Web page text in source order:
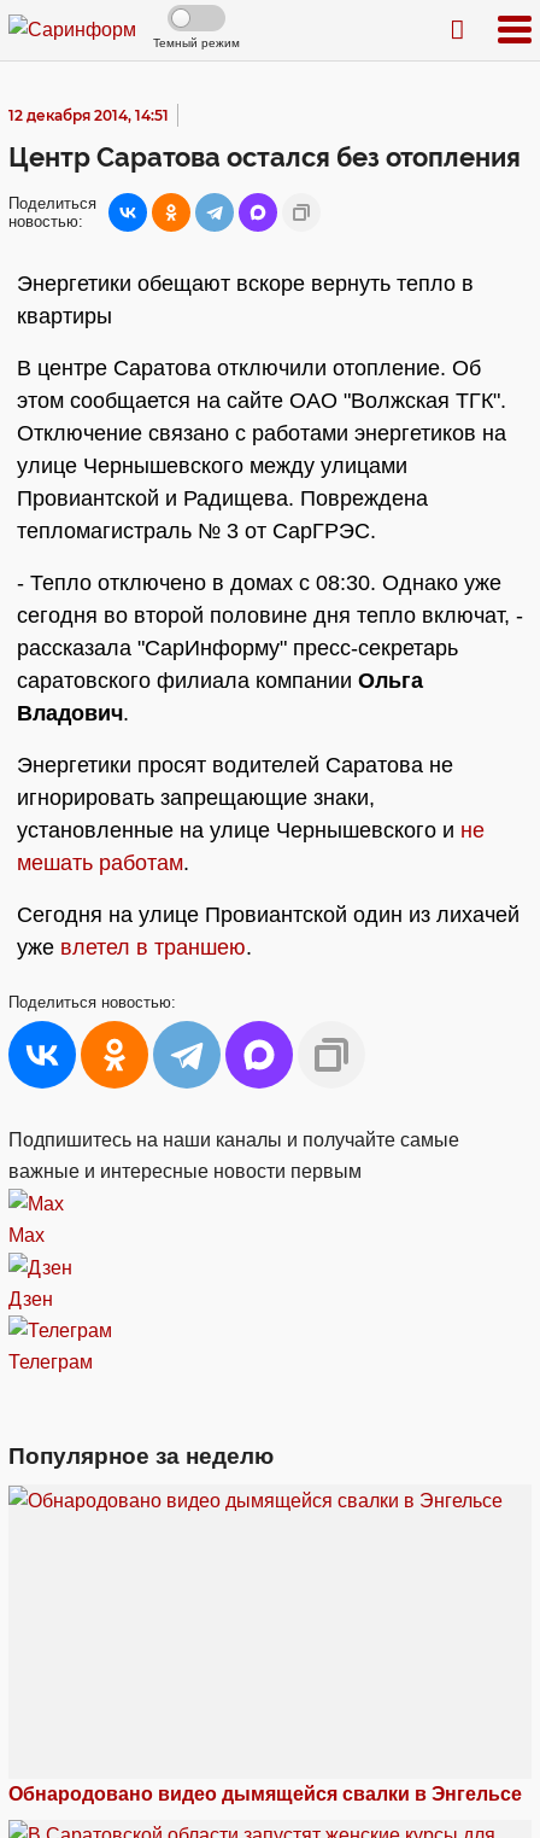
Темный режим
12 декабря 2014, 14:51
Центр Саратова остался без отопления
Поделиться
новостью:
Энергетики обещают вскоре вернуть тепло в
квартиры
В центре Саратова отключили отопление. Об
этом сообщается на сайте ОАО "Волжская ТГК".
Отключение связано с работами энергетиков на
улице Чернышевского между улицами
Провиантской и Радищева. Повреждена
тепломагистраль № 3 от СарГРЭС.
- Тепло отключено в домах с 08:30. Однако уже
сегодня во второй половине дня тепло включат, -
рассказала "СарИнформу" пресс-секретарь
саратовского филиала компании Ольга
Владович.
Энергетики просят водителей Саратова не
игнорировать запрещающие знаки,
установленные на улице Чернышевского и не
мешать работам.
Сегодня на улице Провиантской один из лихачей
уже влетел в траншею.
Поделиться новостью:
Подпишитесь на наши каналы и получайте самые
важные и интересные новости первым
Max
Дзен
Телеграм
Популярное за неделю
Обнародовано видео дымящейся свалки в Энгельсе